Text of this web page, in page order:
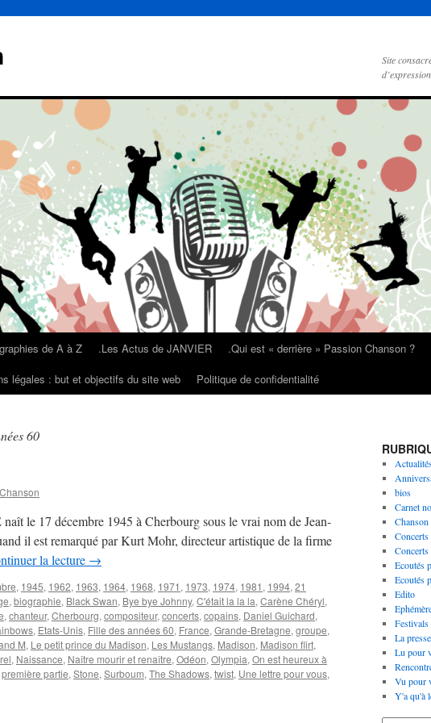
Site
d’expression
de A à Z .Les Actus de JANVIER .Qui est « derrière » Passion Chanson ?
légales : but et objectifs du site web Politique de confidentialité
60
le 17 décembre 1945 à Cherbourg sous le vrai nom de Jean-
il est remarqué par Kurt Mohr, directeur artistique de la firme
la lecture →
, 1945, 1962, 1963, 1964, 1968, 1971 , 1973, 1974, 1981 , 1994, 21
, biographie, Black Swan, Bye bye Johnny, C'était la la la, Carène Chéryl,
, chanteur, Cherbourg, compositeur, concerts, copains, Daniel Guichard,
, Etats-Unis, Fille des années 60, France, Grande-Bretagne, groupe,
M, Le petit prince du Madison, Les Mustangs, Madison, Madison flirt,
, Naissance, Naître mourir et renaître, Odéon, Olympia, On est heureux à
première partie, Stone, Surboum, The Shadows, twist, Une lettre pour vous,
bios
Carnet
Chanson
Ecoutés
Ecoutés
Edito
Festivals
La
Lu pour
Vu pour
Y'a qu'à